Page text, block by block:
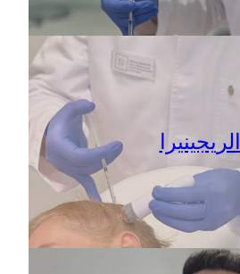
الريجينيرا